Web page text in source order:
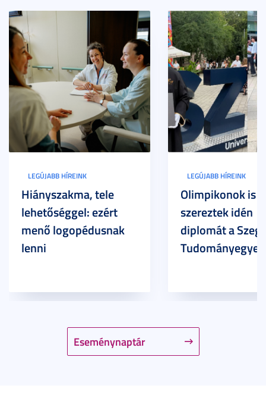
Eseménynaptár
LEGÚJABB HÍREINK
Hiányszakma, tele
lehetőséggel: ezért
menő logopédusnak
lenni
LEGÚJABB HÍREINK
Olimpikonok is
szereztek idén
diplomát a